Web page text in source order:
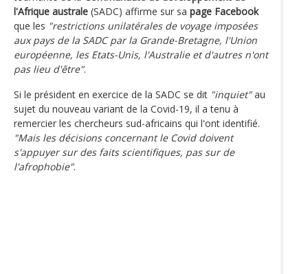
l'Afrique australe (SADC) affirme sur sa page Facebook
que les "restrictions unilatérales de voyage imposées
aux pays de la SADC par la Grande-Bretagne, l'Union
européenne, les Etats-Unis, l'Australie et d'autres n'ont
pas lieu d'être".
Si le président en exercice de la SADC se dit "inquiet"au
sujet du nouveau variant de la Covid-19, il a tenu à
remercier les chercheurs sud-africains qui l'ont identifié.
"Mais les décisions concernant le Covid doivent
s'appuyer sur des faits scientifiques, pas sur de
l'afrophobie".